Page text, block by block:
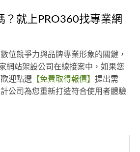
？就上PRO360找專業網
位競爭力與品牌專業形象的關鍵，
網站架設公司在線接案中，如果您
迎點選 【免費取得報價】 提出需
公司為您重新打造符合使用者體驗